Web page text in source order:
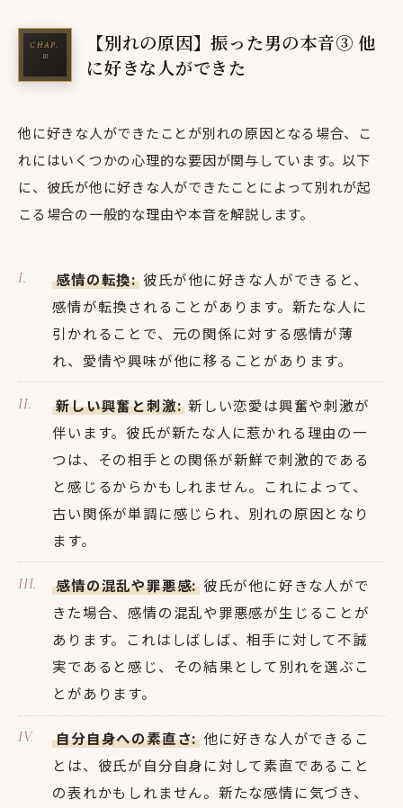
【別れの原因】振った男の本音③ 他
に好きな人ができた
他に好きな人ができたことが別れの原因となる場合、こ
れにはいくつかの心理的な要因が関与しています。以下
に、彼氏が他に好きな人ができたことによって別れが起
こる場合の一般的な理由や本音を解説します。
感情の転換: 彼氏が他に好きな人ができると、
感情が転換されることがあります。新たな人に
引かれることで、元の関係に対する感情が薄
れ、愛情や興味が他に移ることがあります。
新しい興奮と刺激: 新しい恋愛は興奮や刺激が
伴います。彼氏が新たな人に惹かれる理由の一
つは、その相手との関係が新鮮で刺激的である
と感じるからかもしれません。これによって、
古い関係が単調に感じられ、別れの原因となり
ます。
感情の混乱や罪悪感: 彼氏が他に好きな人がで
きた場合、感情の混乱や罪悪感が生じることが
あります。これはしばしば、相手に対して不誠
実であると感じ、その結果として別れを選ぶこ
とがあります。
自分自身への素直さ: 他に好きな人ができるこ
とは、彼氏が自分自身に対して素直であること
の表れかもしれません。新たな感情に気づき、